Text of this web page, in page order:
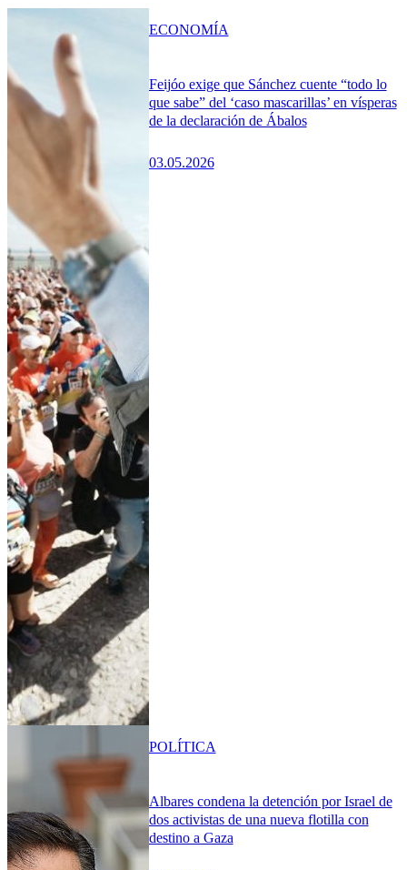
Feijóo exige que Sánchez cuente “todo lo
que sabe” del ‘caso mascarillas’ en vísperas
de la declaración de Ábalos
03.05.2026
ECONOMÍA
Albares condena la detención por Israel de
dos activistas de una nueva flotilla con
destino a Gaza
POLÍTICA